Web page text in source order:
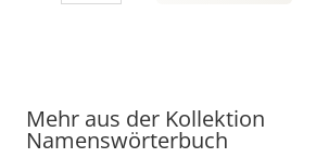
Mehr aus der Kollektion
Namenswörterbuch